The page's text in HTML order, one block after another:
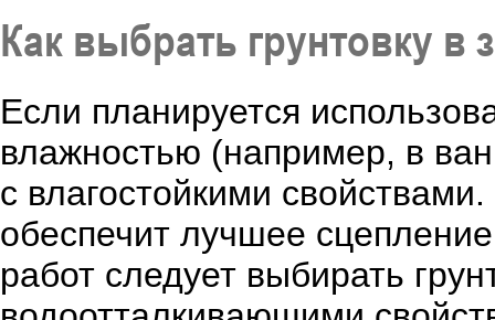
Как выбрать грунтовку в
Если планируется
влажностью (например, в
с влагостойкими
обеспечит лучшее
работ следует выбирать